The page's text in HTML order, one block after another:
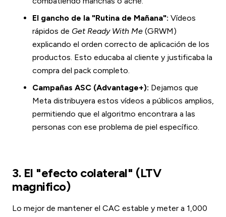
El gancho de la "Rutina de Mañana": Vídeos
rápidos de Get Ready With Me (GRWM)
explicando el orden correcto de aplicación de los
productos. Esto educaba al cliente y justificaba la
compra del pack completo.
Campañas ASC (Advantage+): Dejamos que
Meta distribuyera estos vídeos a públicos amplios,
permitiendo que el algoritmo encontrara a las
personas con ese problema de piel específico.
3. El "efecto colateral" (LTV
magnifico)
Lo mejor de mantener el CAC estable y meter a 1,000